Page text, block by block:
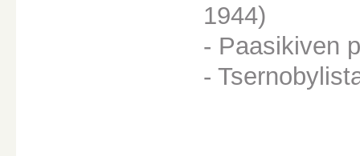
1944)
- Paasikiven
-